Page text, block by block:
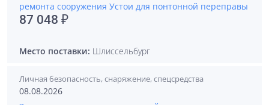
ремонта сооружения Устои для понтонной переправы
87 048 ₽
Место поставки: Шлиссельбург
Личная безопасность, снаряжение, спецсредства
08.08.2026